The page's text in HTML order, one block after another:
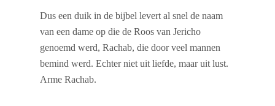
Dus een duik in de bijbel levert al snel de naam
van een dame op die de Roos van Jericho
genoemd werd, Rachab, die door veel mannen
bemind werd. Echter niet uit liefde, maar uit lust.
Arme Rachab.